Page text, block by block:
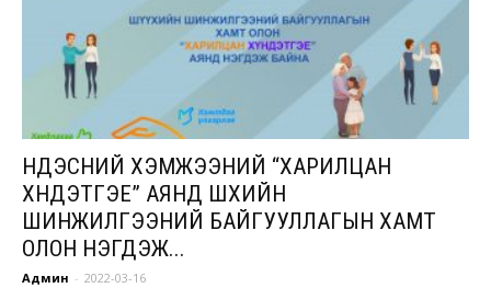
ҮНДЭСНИЙ ХЭМЖЭЭНИЙ “ХАРИЛЦАН
ХҮНДЭТГЭЕ” АЯНД ШҮҮХИЙН
ШИНЖИЛГЭЭНИЙ БАЙГУУЛЛАГЫН ХАМТ
ОЛОН НЭГДЭЖ...
Админ - 2022-03-16